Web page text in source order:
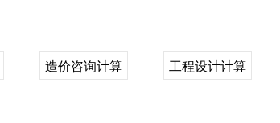
造价咨询计算 工程设计计算